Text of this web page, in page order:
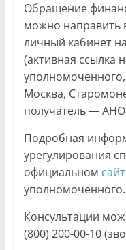
Обращение
можно направить
личный кабинет
(активная ссылка
уполномоченного,
Москва,
получатель —
Подробная
урегулирования
официальном
уполномоченного.
Консультации
(800) 200-00-10